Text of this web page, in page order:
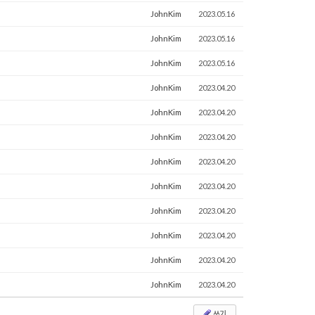
JohnKim 2023.05.16
JohnKim 2023.05.16
JohnKim 2023.05.16
JohnKim 2023.04.20
JohnKim 2023.04.20
JohnKim 2023.04.20
JohnKim 2023.04.20
JohnKim 2023.04.20
JohnKim 2023.04.20
JohnKim 2023.04.20
JohnKim 2023.04.20
JohnKim 2023.04.20